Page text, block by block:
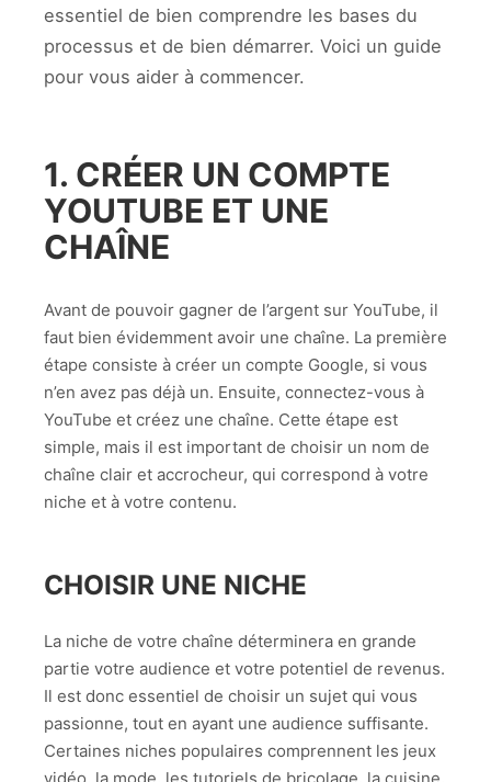
essentiel de bien comprendre les bases du
processus et de bien démarrer. Voici un guide
pour vous aider à commencer.
1. CRÉER UN COMPTE
YOUTUBE ET UNE
CHAÎNE
Avant de pouvoir gagner de l’argent sur YouTube, il
faut bien évidemment avoir une chaîne. La première
étape consiste à créer un compte Google, si vous
n’en avez pas déjà un. Ensuite, connectez-vous à
YouTube et créez une chaîne. Cette étape est
simple, mais il est important de choisir un nom de
chaîne clair et accrocheur, qui correspond à votre
niche et à votre contenu.
CHOISIR UNE NICHE
La niche de votre chaîne déterminera en grande
partie votre audience et votre potentiel de revenus.
Il est donc essentiel de choisir un sujet qui vous
passionne, tout en ayant une audience suffisante.
Certaines niches populaires comprennent les jeux